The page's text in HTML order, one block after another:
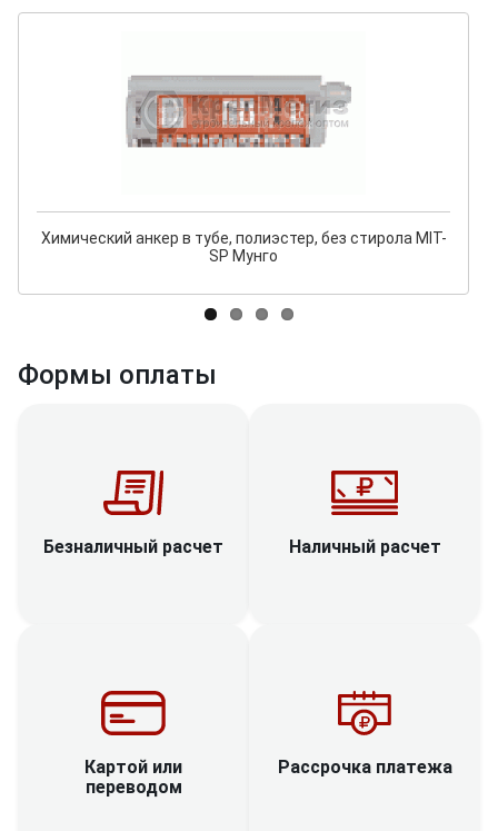
Химический анкер в тубе, полиэстер, без стирола MIT-
SP Мунго
Формы оплаты
Безналичный расчет Наличный расчет
Картой или
переводом
Рассрочка платежа